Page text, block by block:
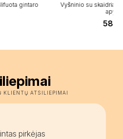
gintaro
Vyšninio su skaidriais
KLIENTŲ ATSILIEPIMAI
pirkėjas